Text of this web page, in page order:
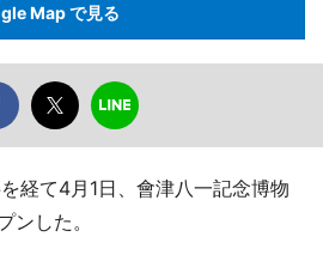
Map で見る
経て4月1日、會津八一記念博物
ンした。